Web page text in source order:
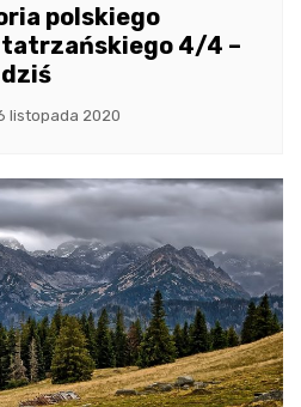
polskiego
4/4 –
listopada 2020